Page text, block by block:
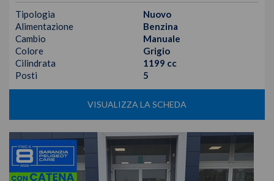
Tipologia
Nuovo
Alimentazione
Benzina
Cambio
Manuale
Colore
Grigio
Cilindrata
1199 cc
Posti
5
VISUALIZZA LA SCHEDA